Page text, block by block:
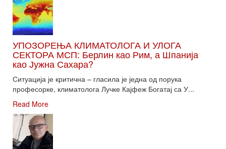
УПОЗОРЕЊА КЛИМАТОЛОГА И УЛОГА
СЕКТОРА МСП: Берлин као Рим, а Шпанија
као Јужна Сахара?
Ситуација је критична – гласила је једна од порука
професорке, климатолога Лучке Кајфеж Богатај са У...
Read More